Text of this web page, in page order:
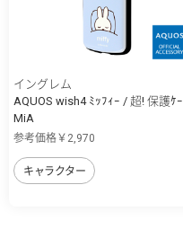
イングレム
AQUOS wish4 ﾐｯﾌｨｰ / 超! 保護ｹ
MiA
参考価格￥2,970
キャラクター